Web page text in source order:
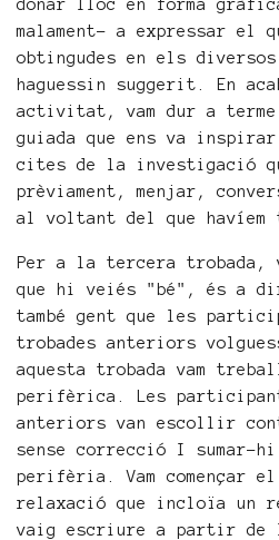
donar lloc en forma
malament- a expressar el
obtingudes en els
haguessin suggerit. En
activitat, vam dur a
guiada que ens va
cites de la investigació
prèviament, menjar,
al voltant del que havíem
Per a la tercera trobada,
que hi veiés "bé", és a
també gent que les
trobades anteriors
aquesta trobada vam
perifèrica. Les
anteriors van escollir
sense correcció I sumar-
perifèria. Vam començar
relaxació que incloïa un
vaig escriure a partir de